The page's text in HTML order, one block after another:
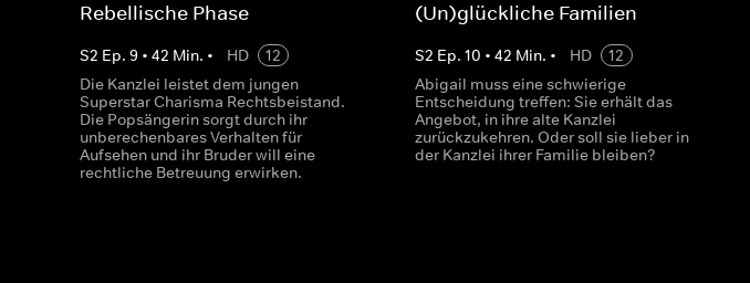
Rebellische Phase
S2 Ep. 9 • 42 Min. • HD
12
Die Kanzlei leistet dem jungen
Superstar Charisma Rechtsbeistand.
Die Popsängerin sorgt durch ihr
unberechenbares Verhalten für
Aufsehen und ihr Bruder will eine
rechtliche Betreuung erwirken.
(Un)glückliche Familien
S2 Ep.10 •42 Min. • HD
12
Abigail muss eine schwierige
Entscheidung treffen: Sie erhält das
Angebot, in ihre alte Kanzlei
zurückzukehren. Oder soll sie lieber in
der Kanzlei ihrer Familie bleiben?